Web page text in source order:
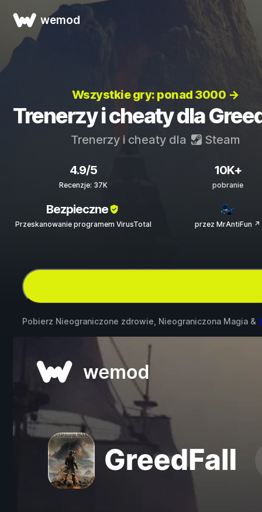
wemod
Wszystkie gry: ponad 3000 →
Trenerzy i cheaty dla
Trenerzy i cheaty dla Steam
4.9/5
Recenzje: 37K
10K+
pobranie
Bezpieczne
Przeskanowanie programem VirusTotal przez MrAntiFun ↗
Pobierz Nieograniczone zdrowie, Nieograniczona Magia &